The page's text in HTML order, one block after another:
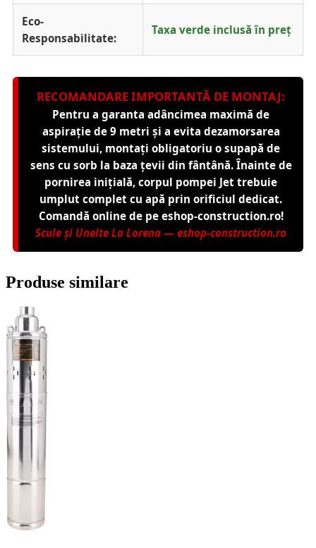
Eco-
Responsabilitate:
Taxa verde inclusă în preț
RECOMANDARE IMPORTANTĂ DE MONTAJ:
Pentru a garanta adâncimea maximă de
aspirație de 9 metri și a evita dezamorsarea
sistemului, montați obligatoriu o supapă de
sens cu sorb la baza țevii din fântână. Înainte de
pornirea inițială, corpul pompei Jet trebuie
umplut complet cu apă prin orificiul dedicat.
Comandă online de pe eshop-construction.ro!
Scule și Unelte La Lorena — eshop-construction.ro
Produse similare